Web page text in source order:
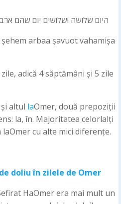
היום שלושה ושלושים יום שהם
arbaa șavuot vahamișa
adică 4 săptămâni și 5 zile
altul laOmer, două prepoziții
la, în. Majoritatea celorlalți
cu alte mici diferențe.
doliu în zilele de Omer